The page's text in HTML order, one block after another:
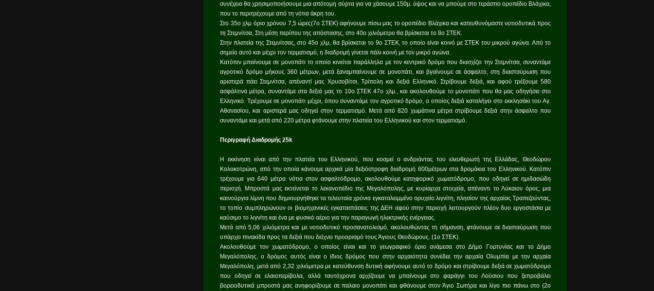
συνέχεια θα χρησιμοποιήσουμε μια απότομη σύρτα για να χάσουμε 150μ. ύψος και να μπούμε στο τεράστιο οροπέδιο Βλάχικα,
που το περιτρέχουμε από τη νότια άκρη του.
Στο 35ο χλμ όριο χρόνου 7,5 ώρες(7ο ΣΤΕΚ) αφήνουμε πίσω μας το οροπέδιο Βλάχικα και κατευθυνόμαστε νοτιοδυτικά προς
τη Στεμνίτσα, Στη μέση περίπου της απόστασης, στο 40ο χιλιόμετρο θα βρίσκεται το 8ο ΣΤΕΚ.
Στην πλατεία της Στεμνίτσας, στο 45ο χλμ, θα βρίσκεται το 9ο ΣΤΕΚ, το οποίο είναι κοινό με ΣΤΕΚ του μικρού αγώνα. Από το
σημείο αυτό και μέχρι τον τερματισμό, η διαδρομή γίνεται πάλι κοινή με τον μικρό αγώνα.
Κατόπιν μπαίνουμε σε μονοπάτι το οποίο κινείται παράλληλα με τον κεντρικό δρόμο που διασχίζει την Στεμνίτσα, συναντάμε
αγροτικό δρόμο μήκους 360 μέτρων, μετά ξαναμπαίνουμε σε μονοπάτι, και βγαίνουμε σε άσφαλτο, στη διασταύρωση που
αριστερά πάει Στεμνίτσα, απέναντί μας Χρυσοβίτσι, Τρίπολη και δεξιά Ελληνικό. Στρίβουμε δεξιά, και αφού τρέξουμε 580
ασφάλτινα μέτρα, συναντάμε στα δεξιά μας το 10ο ΣΤΕΚ 47ο χλμ., και ακολουθούμε το μονοπάτι που θα μας οδηγήσει στο
Ελληνικό. Τρέχουμε σε μονοπάτι μέχρι, όπου συναντάμε τον αγροτικό δρόμο, ο οποίος δεξιά καταλήγει στο εκκλησάκι του Αγ.
Αθανασίου, και αριστερά μας οδηγεί στον τερματισμό. Μετά από 820 χωμάτινα μέτρα στρίβουμε δεξιά στην άσφαλτο που
συναντάμε και μετά από 220 μέτρα φτάνουμε στην πλατεία του Ελληνικού και στον τερματισμό.
Περιγραφή Διαδρομής 25k
Η εκκίνηση είναι από την πλατεία του Ελληνικού, που κοσμεί ο ανδριάντας του ελευθερωτή της Ελλάδας, Θεοδώρου
Κολοκοτρώνη, από την οποία κάνουμε αρχικά μία δεξιόστροφη διαδρομή 600μέτρων στα δρομάκια του Ελληνικού. Κατόπιν
τρέχουμε για 640 μέτρα νότια στον ασφαλτόδρομο, ακολουθούμε κατηφορικό χωματόδρομο, που οδηγεί σε ημιδασώδη
περιοχή. Μπροστά μας εκτείνεται το λεκανοπέδιο της Μεγαλόπολης, με κυρίαρχα στοιχεία, απέναντι το Λύκαιον όρος, μια
καινούργια λίμνη που δημιουργήθηκε τα τελευταία χρόνια εγκαταλειμμένο ορυχείο λιγνίτη, πλησίον της αρχαίας Τραπεζούντας,
το τοπίο συμπληρώνουν οι βιομηχανικές εγκαταστάσεις της ΔΕΗ αφού στην περιοχή λειτουργούν πλέον δυο εργοστάσια με
καύσιμο το λιγνίτη και ένα με φυσικό αέριο για την παραγωγή ηλεκτρικής ενέργειας.
Μετά από 5,06 χιλιόμετρα και με νοτιοδυτικό προσανατολισμό, ακολουθώντας τη σήμανση, φτάνουμε σε διασταύρωση που
υπάρχει πινακίδα προς τα δεξιά που δείχνει προορισμό τους Άγιους Θεοδώρους. (1ο ΣΤΕΚ).
Ακολουθούμε τον χωματόδρομο, ο οποίος είναι και το γεωγραφικό όριο ανάμεσα στο Δήμο Γορτυνίας και το Δήμο
Μεγαλόπολης, ο δρόμος αυτός είναι ο ίδιος δρόμος που στην αρχαιότητα συνέδεε την αρχαία Ολυμπία με την αρχαία
Μεγαλόπολη, μετά από 2,32 χιλιόμετρα με κατεύθυνση δυτική αφήνουμε αυτό το δρόμο και στρίβουμε δεξιά σε χωματόδρομο
που οδηγεί σε ελαιοπερίβολα, αλλά ταυτόχρονα αρχίζουμε να μπαίνουμε στο φαράγγι του Λούσιου που ξεπροβάλει
βορειοδυτικά μπροστά μας ανηφορίζουμε σε παλαιο μονοπάτι και φθάνουμε στον Άγιο Σωτήρα και λίγο πιο πάνω στο (2ο